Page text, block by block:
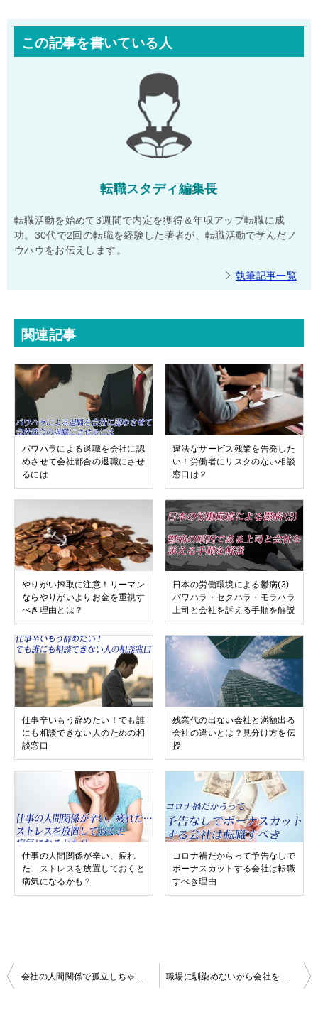
この記事を書いている人
転職スタディ編集長
転職活動を始めて3週間で内定を獲得＆年収アップ転職に成
功。30代で2回の転職を経験した著者が、転職活動で学んだノ
ウハウをお伝えします。
執筆記事一覧
関連記事
パワハラによる退職を会社に認
めさせて会社都合の退職にさせ
るには
違法なサービス残業を告発した
い！労働者にリスクのない相談
窓口は？
やりがい搾取に注意！リーマン
ならやりがいよりお金を重視す
べき理由とは？
日本の労働環境による鬱病(3)
パワハラ・セクハラ・モラハラ
上司と会社を訴える手順を解説
仕事辛いもう辞めたい！でも誰
にも相談できない人のための相
談窓口
残業代の出ない会社と満額出る
会社の違いとは？見分け方を伝
授
仕事の人間関係が辛い、疲れ
た…ストレスを放置しておくと
病気になるかも？
コロナ禍だからって予告なしで
ボーナスカットする会社は転職
すべき理由
投
稿